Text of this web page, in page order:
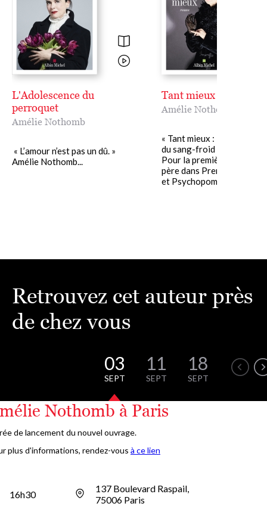
L'Adolescence du
perroquet
Amélie Nothomb
« L’amour n’est pas un dû. »
Amélie Nothomb...
Tant mieux
Amélie Nothomb
« Tant mieux : la version
du sang-froid » Amélie
Pour la première fois,
père dans Premier sang
et Psychopompe
Retrouvez cet auteur près
de chez vous
03
SEPT
11
SEPT
18
SEPT
22
SEPT
Nothomb à Paris
de lancement du nouvel ouvrage.
plus d'informations, rendez-vous à ce lien
16h30
137 Boulevard Raspail,
75006 Paris